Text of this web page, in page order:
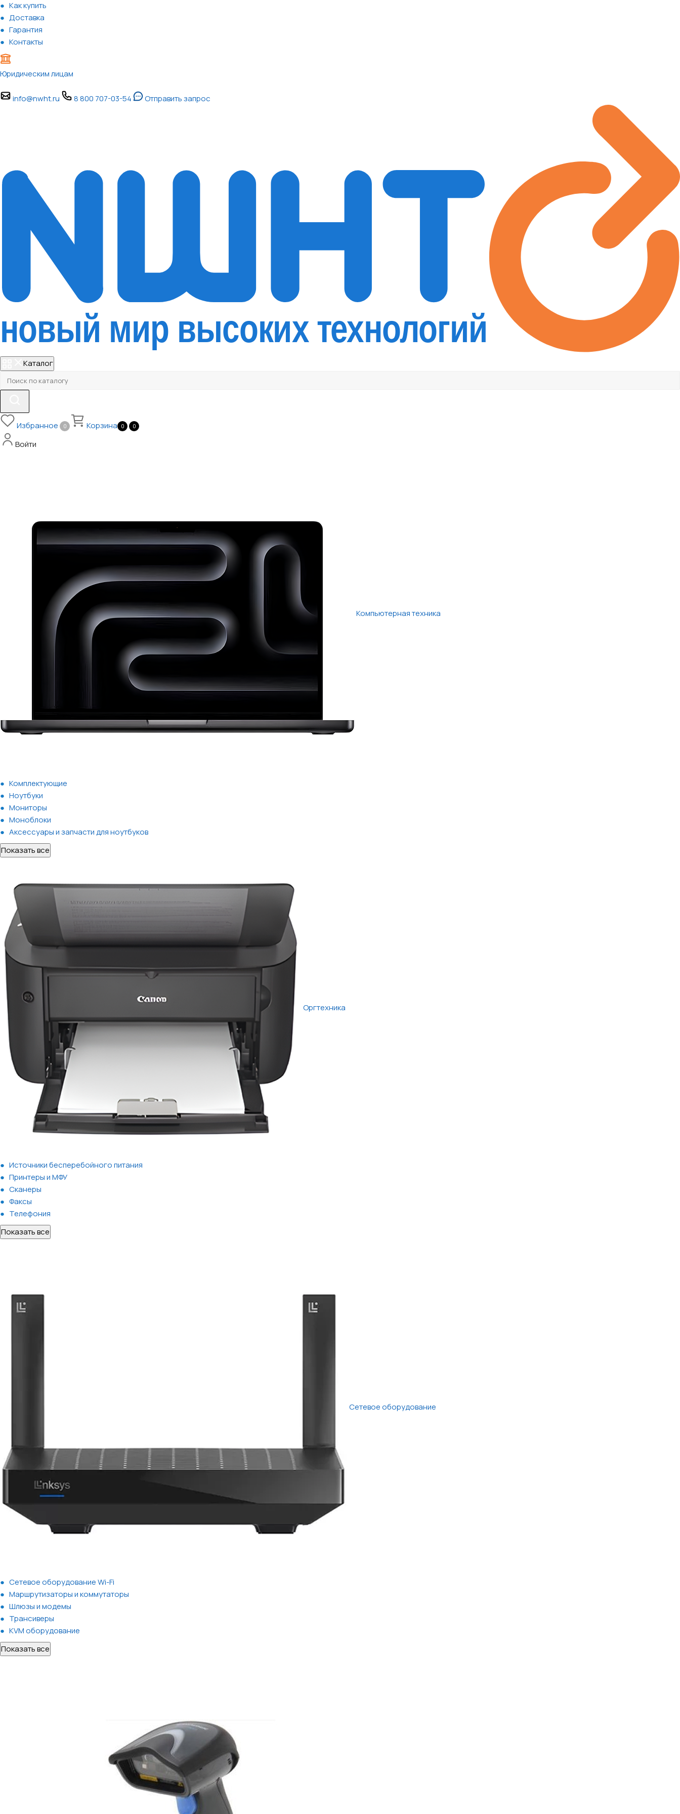
Как купить
Доставка
Гарантия
Контакты
Юридическим лицам
info@nwht.ru 8 800 707-03-54 Отправить запрос
Каталог
Избранное 0 Корзина 0 0
Войти
Компьютерная техника
Комплектующие
Ноутбуки
Мониторы
Моноблоки
Аксессуары и запчасти для ноутбуков
Показать все
Оргтехника
Источники бесперебойного питания
Принтеры и МФУ
Сканеры
Факсы
Телефония
Показать все
Сетевое оборудование
Сетевое оборудование Wi-Fi
Маршрутизаторы и коммутаторы
Шлюзы и модемы
Трансиверы
KVM оборудование
Показать все